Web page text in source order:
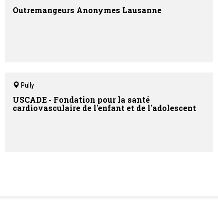
Outremangeurs Anonymes Lausanne
Pully
USCADE - Fondation pour la santé
cardiovasculaire de l'enfant et de l'adolescent